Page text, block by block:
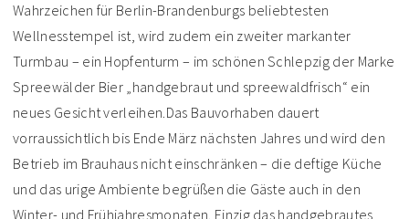
Wahrzeichen für Berlin-Brandenburgs beliebtesten
Wellnesstempel ist, wird zudem ein zweiter markanter
Turmbau – ein Hopfenturm – im schönen Schlepzig der Marke
Spreewälder Bier „handgebraut und spreewaldfrisch“ ein
neues Gesicht verleihen.Das Bauvorhaben dauert
vorraussichtlich bis Ende März nächsten Jahres und wird den
Betrieb im Brauhaus nicht einschränken – die deftige Küche
und das urige Ambiente begrüßen die Gäste auch in den
Winter- und Frühjahresmonaten. Einzig das handgebrautes